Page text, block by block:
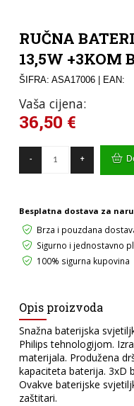
RUČNA
13,5W +3KOM
ŠIFRA: ASA17006| EAN:
Vaša cijena:
36,50 €
-
BATERIJSKA
SVJETILJKA
BATERIJE
količina
+
Besplatna dostava za
Brza i pouzdana
Sigurno i jednostavno
100% sigurna kupovina
Opis proizvoda
Snažna baterijska
Philips tehnologijom.
materijala. Produžena
kapaciteta baterija. 3xD
Ovakve baterijske
zaštitari.